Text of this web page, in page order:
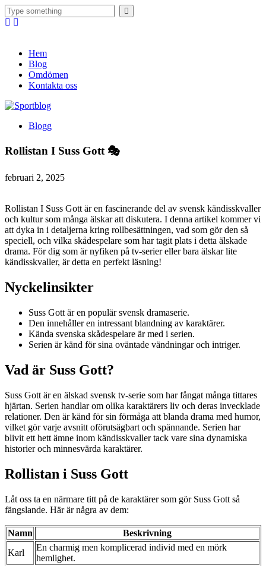
Hem
Blog
Omdömen
Kontakta oss
Blogg
Rollistan I Suss Gott 🎭
februari 2, 2025
Rollistan I Suss Gott är en fascinerande del av svensk kändisskvaller
och kultur som många älskar att diskutera. I denna artikel kommer vi
att dyka in i detaljerna kring rollbesättningen, vad som gör den så
speciell, och vilka skådespelare som har tagit plats i detta älskade
drama. För dig som är nyfiken på tv-serier eller bara älskar lite
kändisskvaller, är detta en perfekt läsning!
Nyckelinsikter
Suss Gott är en populär svensk dramaserie.
Den innehåller en intressant blandning av karaktärer.
Kända svenska skådespelare är med i serien.
Serien är känd för sina oväntade vändningar och intriger.
Vad är Suss Gott?
Suss Gott är en älskad svensk tv-serie som har fångat många tittares
hjärtan. Serien handlar om olika karaktärers liv och deras invecklade
relationer. Den är känd för sin förmåga att blanda drama med humor,
vilket gör varje avsnitt oförutsägbart och spännande. Serien har
blivit ett hett ämne inom kändisskvaller tack vare sina dynamiska
historier och minnesvärda karaktärer.
Rollistan i Suss Gott
Låt oss ta en närmare titt på de karaktärer som gör Suss Gott så
fängslande. Här är några av dem:
Namn
Beskrivning
Karl
En charmig men komplicerad individ med en mörk
hemlighet.